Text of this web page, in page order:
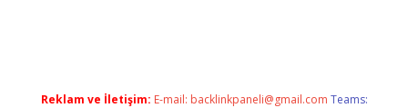
Reklam ve İletişim: E-mail: backlinkpaneli@gmail.com Teams: